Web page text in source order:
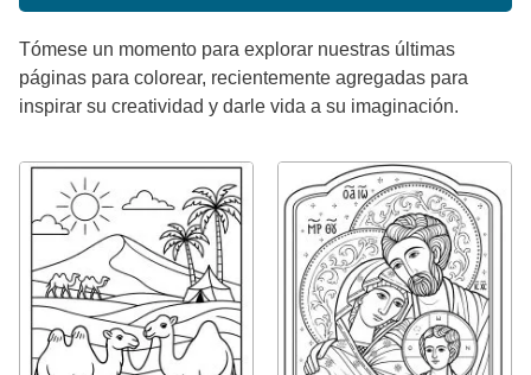
Tómese un momento para explorar nuestras últimas
páginas para colorear, recientemente agregadas para
inspirar su creatividad y darle vida a su imaginación.